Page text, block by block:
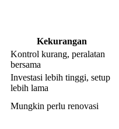
Kekurangan
Kontrol kurang, peralatan
bersama
Investasi lebih tinggi, setup
lebih lama
Mungkin perlu renovasi